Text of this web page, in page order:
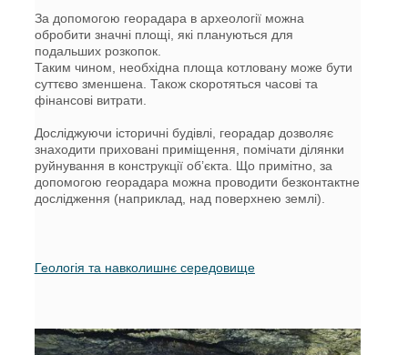
За допомогою георадара в археології можна
обробити значні площі, які плануються для
подальших розкопок.
Таким чином, необхідна площа котловану може бути
суттєво зменшена. Також скоротяться часові та
фінансові витрати.
Досліджуючи історичні будівлі, георадар дозволяє
знаходити приховані приміщення, помічати ділянки
руйнування в конструкції об’єкта. Що примітно, за
допомогою георадара можна проводити безконтактне
дослідження (наприклад, над поверхнею землі).
Геологія та навколишнє середовище